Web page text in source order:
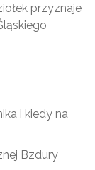
przyznaje
i kiedy na
Bzdury